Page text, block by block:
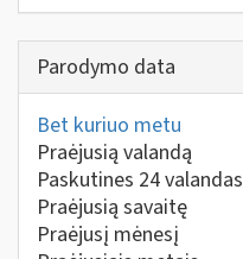
Parodymo data
Bet kuriuo metu
Praėjusią valandą
Paskutines 24 valandas
Praėjusią savaitę
Praėjusį mėnesį